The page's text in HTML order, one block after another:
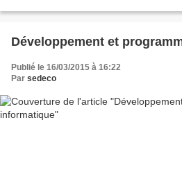
Développement et
Publié le 16/03/2015 à 16:22
Par sedeco